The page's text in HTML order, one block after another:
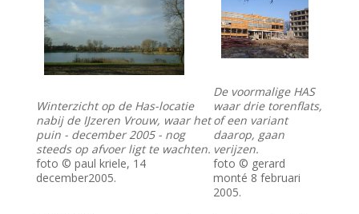
Winterzicht op de Has-locatie
nabij de IJzeren Vrouw, waar het
puin - december 2005 - nog
steeds op afvoer ligt te wachten.
foto © paul kriele, 14
december2005.
De voormalige HAS
waar drie torenflats,
of een variant
daarop, gaan
verijzen.
foto © gerard
monté 8 februari
2005.